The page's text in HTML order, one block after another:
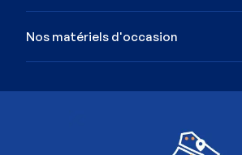
Nos matériels d'occasion